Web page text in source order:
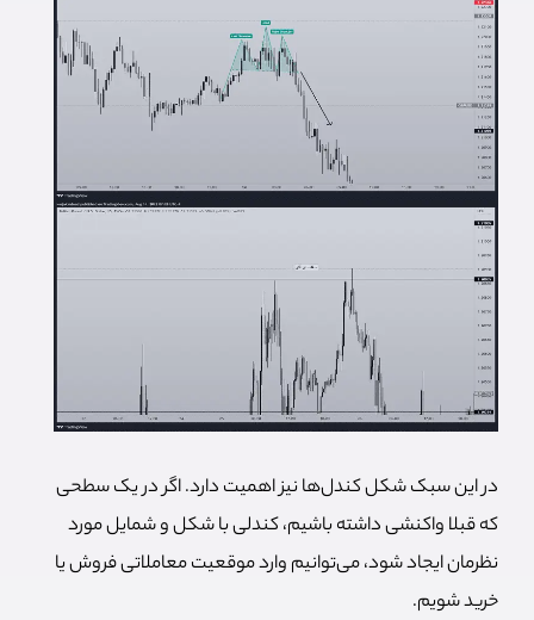
در این سبک شکل کندل‌ها نیز اهمیت دارد. اگر در یک سطحی
که قبلا واکنشی داشته باشیم، کندلی با شکل و شمایل مورد
نظرمان ایجاد شود، می‌توانیم وارد موقعیت معاملاتی فروش یا
خرید شویم.